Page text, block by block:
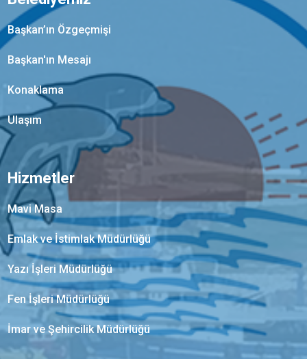
Başkan’ın Özgeçmişi
Başkan'ın Mesajı
Konaklama
Ulaşım
Hizmetler
Mavi Masa
Emlak ve İstimlak Müdürlüğü
Yazı İşleri Müdürlüğü
Fen İşleri Müdürlüğü
İmar ve Şehircilik Müdürlüğü